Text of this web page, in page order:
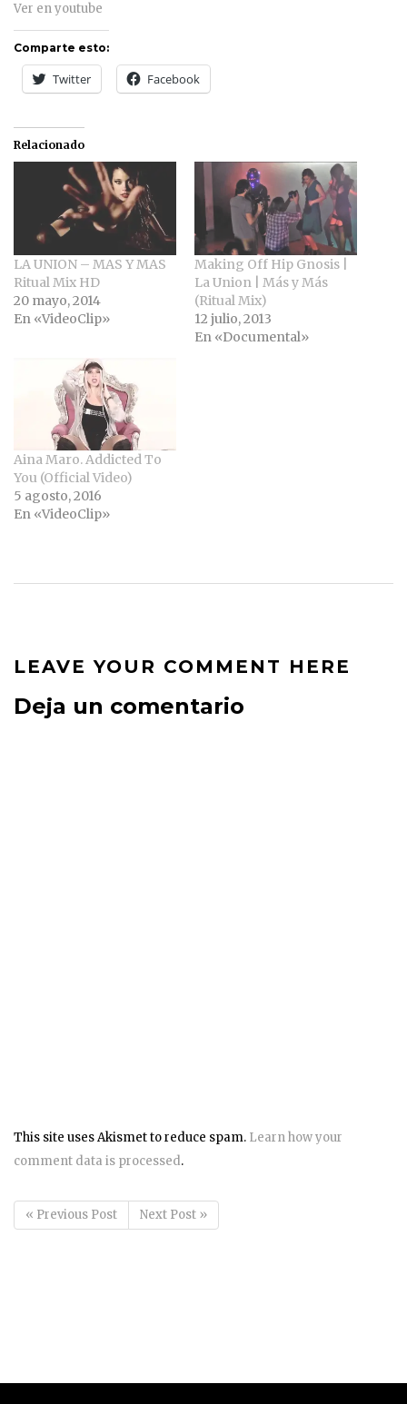
Ver en youtube
Comparte esto:
Twitter Facebook
Relacionado
LA UNION – MAS Y MAS
Ritual Mix HD
20 mayo, 2014
En «VideoClip»
Making Off Hip Gnosis |
La Union | Más y Más
(Ritual Mix)
12 julio, 2013
En «Documental»
Aina Maro. Addicted To
You (Official Video)
5 agosto, 2016
En «VideoClip»
LEAVE YOUR COMMENT HERE
Deja un comentario
This site uses Akismet to reduce spam. Learn how your
comment data is processed.
« Previous Post Next Post »